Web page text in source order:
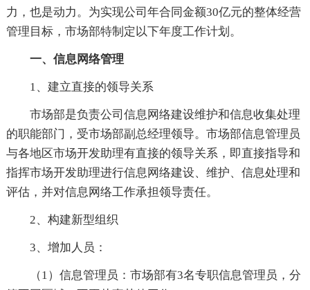
力，也是动力。为实现公司年合同金额30亿元的整体经营
管理目标，市场部特制定以下年度工作计划。
一、信息网络管理
1、建立直接的领导关系
市场部是负责公司信息网络建设维护和信息收集处理
的职能部门，受市场部副总经理领导。市场部信息管理员
与各地区市场开发助理有直接的领导关系，即直接指导和
指挥市场开发助理进行信息网络建设、维护、信息处理和
评估，并对信息网络工作承担领导责任。
2、构建新型组织
3、增加人员：
（1）信息管理员：市场部有3名专职信息管理员，分